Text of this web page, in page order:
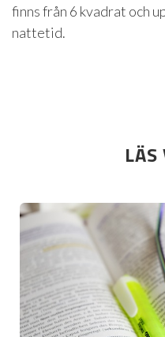
finns från 6 kvadrat och
nattetid.
LÄS